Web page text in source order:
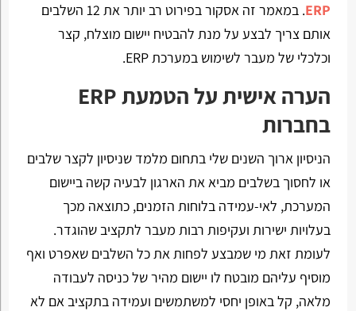
ERP
. במאמר זה אסקור בפירוט רב יותר את 12 השלבים
אותם צריך לבצע על מנת להבטיח יישום מוצלח, קצר
וכלכלי של מעבר לשימוש במערכתERP
.
הערה אישית על הטמעת ERP
בחברות
הניסיון ארוך השנים שלי בתחום מלמד שניסיון לקצר שלבים
או לחסוך בשלבים מביא את הארגון לבעיה קשה ביישום
המערכת, לאי-עמידה בלוחות הזמנים, כתוצאה מכך
בעלויות ישירות ועקיפות רבות מעבר לתקציב שהוגדר.
לעומת זאת מי שמבצע לפחות את כל השלבים שאפרט ואף
מוסיף עליהם מובטח לו יישום מהיר של כניסה לעבודה
מלאה, קל באופן יחסי למשתמשים ועמידה בתקציב אם לא